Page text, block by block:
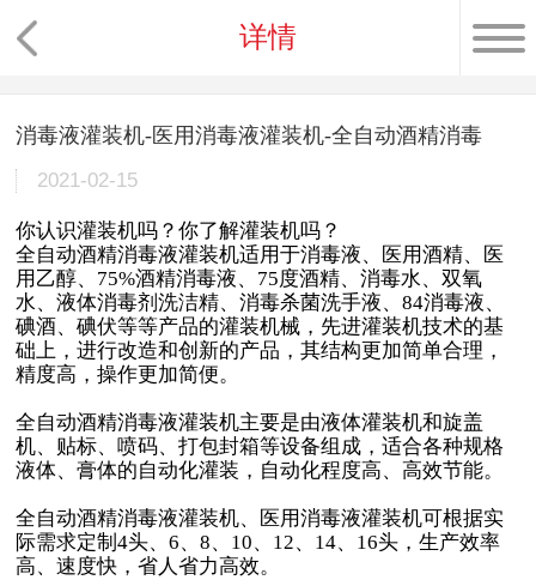
详情
消毒液灌装机-医用消毒液灌装机-全自动酒精消毒
2021-02-15
你认识灌装机吗？你了解灌装机吗？
全自动酒精消毒液灌装机适用于消毒液、医用酒精、医
用乙醇、75%酒精消毒液、75度酒精、消毒水、双氧
水、液体消毒剂洗洁精、消毒杀菌洗手液、84消毒液、
碘酒、碘伏等等产品的灌装机械，先进灌装机技术的基
础上，进行改造和创新的产品，其结构更加简单合理，
精度高，操作更加简便。
全自动酒精消毒液灌装机主要是由液体灌装机和旋盖
机、贴标、喷码、打包封箱等设备组成，适合各种规格
液体、膏体的自动化灌装，自动化程度高、高效节能。
全自动酒精消毒液灌装机、医用消毒液灌装机可根据实
际需求定制4头、6、8、10、12、14、16头，生产效率
高、速度快，省人省力高效。